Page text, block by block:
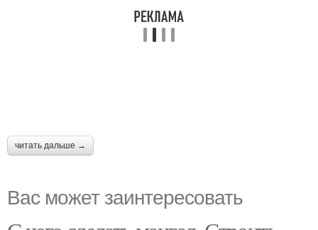
читать дальше →
Вас может заинтересовать